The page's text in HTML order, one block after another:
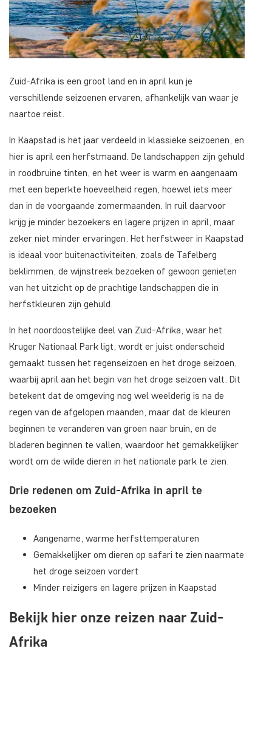
Zuid-Afrika is een groot land en in april kun je
verschillende seizoenen ervaren, afhankelijk van waar je
naartoe reist.
In Kaapstad is het jaar verdeeld in klassieke seizoenen, en
hier is april een herfstmaand. De landschappen zijn gehuld
in roodbruine tinten, en het weer is warm en aangenaam
met een beperkte hoeveelheid regen, hoewel iets meer
dan in de voorgaande zomermaanden. In ruil daarvoor
krijg je minder bezoekers en lagere prijzen in april, maar
zeker niet minder ervaringen. Het herfstweer in Kaapstad
is ideaal voor buitenactiviteiten, zoals de Tafelberg
beklimmen, de wijnstreek bezoeken of gewoon genieten
van het uitzicht op de prachtige landschappen die in
herfstkleuren zijn gehuld.
In het noordoostelijke deel van Zuid-Afrika, waar het
Kruger Nationaal Park ligt, wordt er juist onderscheid
gemaakt tussen het regenseizoen en het droge seizoen,
waarbij april aan het begin van het droge seizoen valt. Dit
betekent dat de omgeving nog wel weelderig is na de
regen van de afgelopen maanden, maar dat de kleuren
beginnen te veranderen van groen naar bruin, en de
bladeren beginnen te vallen, waardoor het gemakkelijker
wordt om de wilde dieren in het nationale park te zien.
Drie redenen om Zuid-Afrika in april te
bezoeken
Aangename, warme herfsttemperaturen
Gemakkelijker om dieren op safari te zien naarmate
het droge seizoen vordert
Minder reizigers en lagere prijzen in Kaapstad
Bekijk hier onze reizen naar Zuid-
Afrika